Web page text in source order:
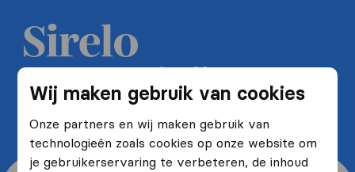
Wij maken gebruik van cookies
Onze partners en wij maken gebruik van
technologieën zoals cookies op onze website om
je gebruikerservaring te verbeteren, de inhoud
Ontvang 5 gratis offertes van
verhuisbedrijven en bespaar tot
wel 40%